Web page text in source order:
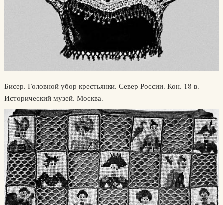
Бисер. Головной убор крестьянки. Север России. Кон. 18 в.
Исторический музей. Москва.